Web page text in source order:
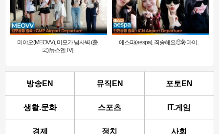
미야오(MEOVV), 미모가 넘사벽 (출
국)[뉴스엔TV]
에스파(aespa), 죄송해요🥺🎤마이..
방송EN 뮤직EN 포토EN
생활.문화 스포츠 IT.게임
경제 정치 사회